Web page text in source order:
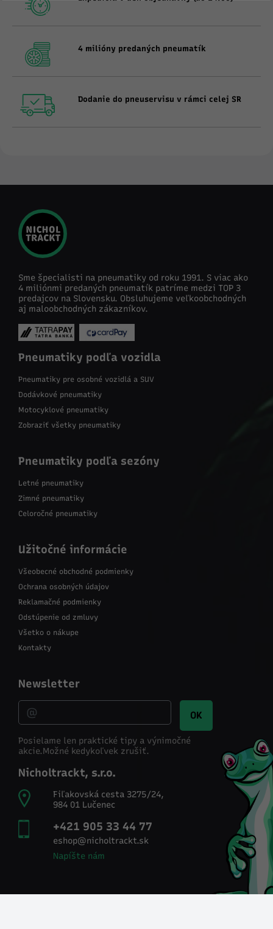
4 milióny predaných pneumatík
Dodanie do pneuservisu v rámci celej SR
Sme špecialisti na pneumatiky od roku 1991. S viac ako
4 miliónmi predaných pneumatík patríme medzi TOP 3
predajcov na Slovensku. Obsluhujeme veľkoobchodných
aj maloobchodných zákazníkov.
Pneumatiky podľa vozidla
Pneumatiky pre osobné vozidlá a SUV
Dodávkové pneumatiky
Motocyklové pneumatiky
Zobraziť všetky pneumatiky
Pneumatiky podľa sezóny
Letné pneumatiky
Zimné pneumatiky
Celoročné pneumatiky
Užitočné informácie
Všeobecné obchodné podmienky
Ochrana osobných údajov
Reklamačné podmienky
Odstúpenie od zmluvy
Všetko o nákupe
Kontakty
Newsletter
OK
Posielame len praktické tipy a výnimočné
akcie.Možné kedykoľvek zrušiť.
Nicholtrackt, s.r.o.
Fiľakovská cesta 3275/24,
984 01 Lučenec
+421 905 33 44 77
eshop@nicholtrackt.sk
Napíšte nám